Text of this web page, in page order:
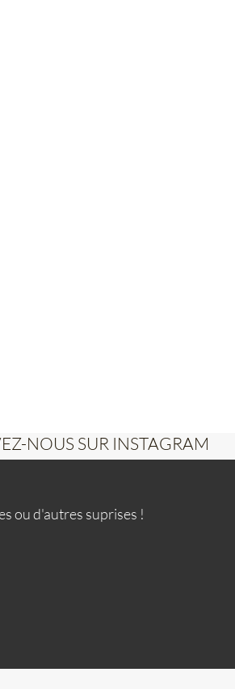
NOUS SUR INSTAGRAM
ou d'autres suprises !